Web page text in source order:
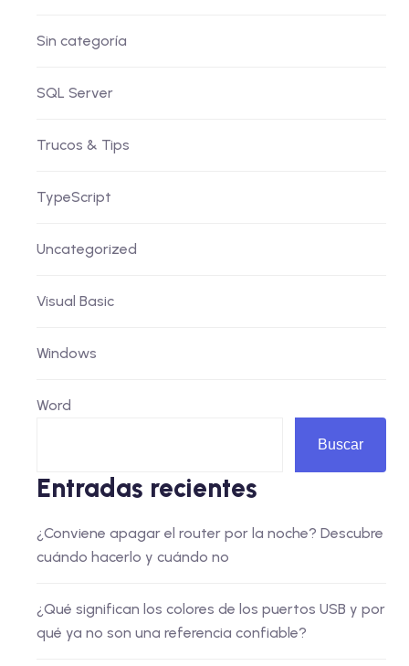
Sin categoría
SQL Server
Trucos & Tips
TypeScript
Uncategorized
Visual Basic
Windows
Word
Buscar
Entradas recientes
¿Conviene apagar el router por la noche? Descubre
cuándo hacerlo y cuándo no
¿Qué significan los colores de los puertos USB y por
qué ya no son una referencia confiable?